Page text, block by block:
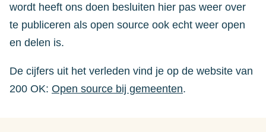
wordt heeft ons doen besluiten hier pas weer over
te publiceren als open source ook echt weer open
en delen is.
De cijfers uit het verleden vind je op de website van
200 OK: Open source bij gemeenten.